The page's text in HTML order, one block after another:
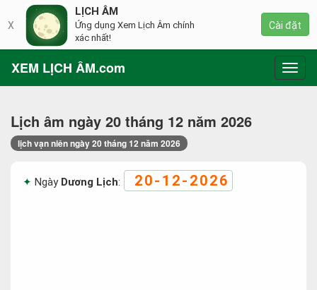
XEM LỊCH ÂM.com
Lịch âm ngày 20 tháng 12 năm 2026
lịch vạn niên ngày 20 tháng 12 năm 2026
Ngày Dương Lịch: 20-12-2026
X
LỊCH ÂM
Ứng dụng Xem Lịch Âm chính
xác nhất!
Cài đặt